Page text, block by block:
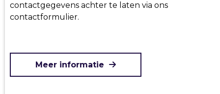
contactgegevens achter te laten via ons
contactformulier.
Meer informatie